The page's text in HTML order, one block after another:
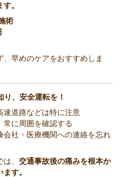
。
術
早めのケアをおすすめしま
、安全運転を！
速道路などは特に注意
常に周囲を確認する
会社・医療機関への連絡を忘れ
、 交通事故後の痛みを根本か
す。